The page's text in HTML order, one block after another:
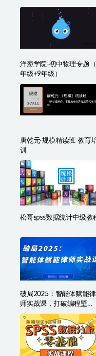
洋葱学院-初中物理专题
年级+9年级）
唐乾元·规模精读班 教育
训
松哥spss数据统计中级教
破局2025：智能体赋能律
师实战课，打破编程壁
垒，完成复杂任务，沉淀
专属知识，赋能律师实务